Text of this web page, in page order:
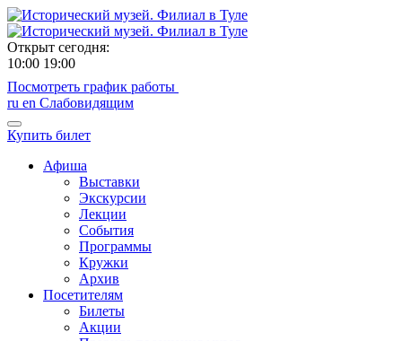
Открыт сегодня:
10:00 19:00
Посмотреть график работы
ru en Слабовидящим
Купить билет
Афиша
Выставки
Экскурсии
Лекции
События
Программы
Кружки
Архив
Посетителям
Билеты
Акции